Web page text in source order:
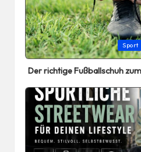
Posted
in
Sport
Der richtige Fußballschuh